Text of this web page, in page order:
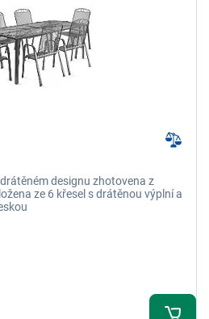
designu zhotovena z
ze 6 křesel s drátěnou výplní a